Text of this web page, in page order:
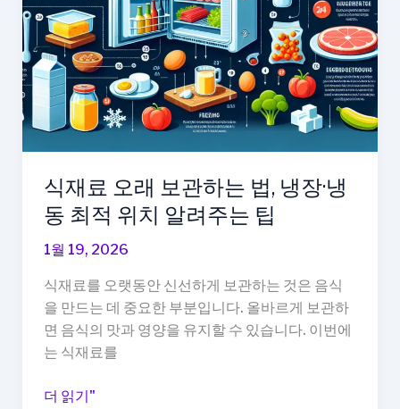
이
유
식재료 오래 보관하는 법, 냉장·냉
동 최적 위치 알려주는 팁
1월 19, 2026
식재료를 오랫동안 신선하게 보관하는 것은 음식
을 만드는 데 중요한 부분입니다. 올바르게 보관하
면 음식의 맛과 영양을 유지할 수 있습니다. 이번에
는 식재료를
식
더 읽기"